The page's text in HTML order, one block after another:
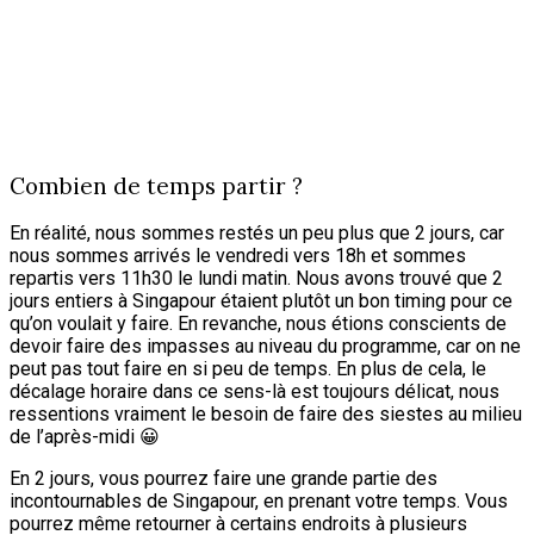
Combien de temps partir ?
En réalité, nous sommes restés un peu plus que 2 jours, car
nous sommes arrivés le vendredi vers 18h et sommes
repartis vers 11h30 le lundi matin. Nous avons trouvé que 2
jours entiers à Singapour étaient plutôt un bon timing pour ce
qu’on voulait y faire. En revanche, nous étions conscients de
devoir faire des impasses au niveau du programme, car on ne
peut pas tout faire en si peu de temps. En plus de cela, le
décalage horaire dans ce sens-là est toujours délicat, nous
ressentions vraiment le besoin de faire des siestes au milieu
de l’après-midi 😀
En 2 jours, vous pourrez faire une grande partie des
incontournables de Singapour, en prenant votre temps. Vous
pourrez même retourner à certains endroits à plusieurs